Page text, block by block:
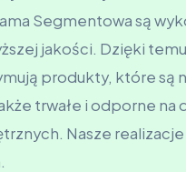
Segmentowa są
jakości. Dzięki
produkty, które są
trwałe i odporne na
Nasze